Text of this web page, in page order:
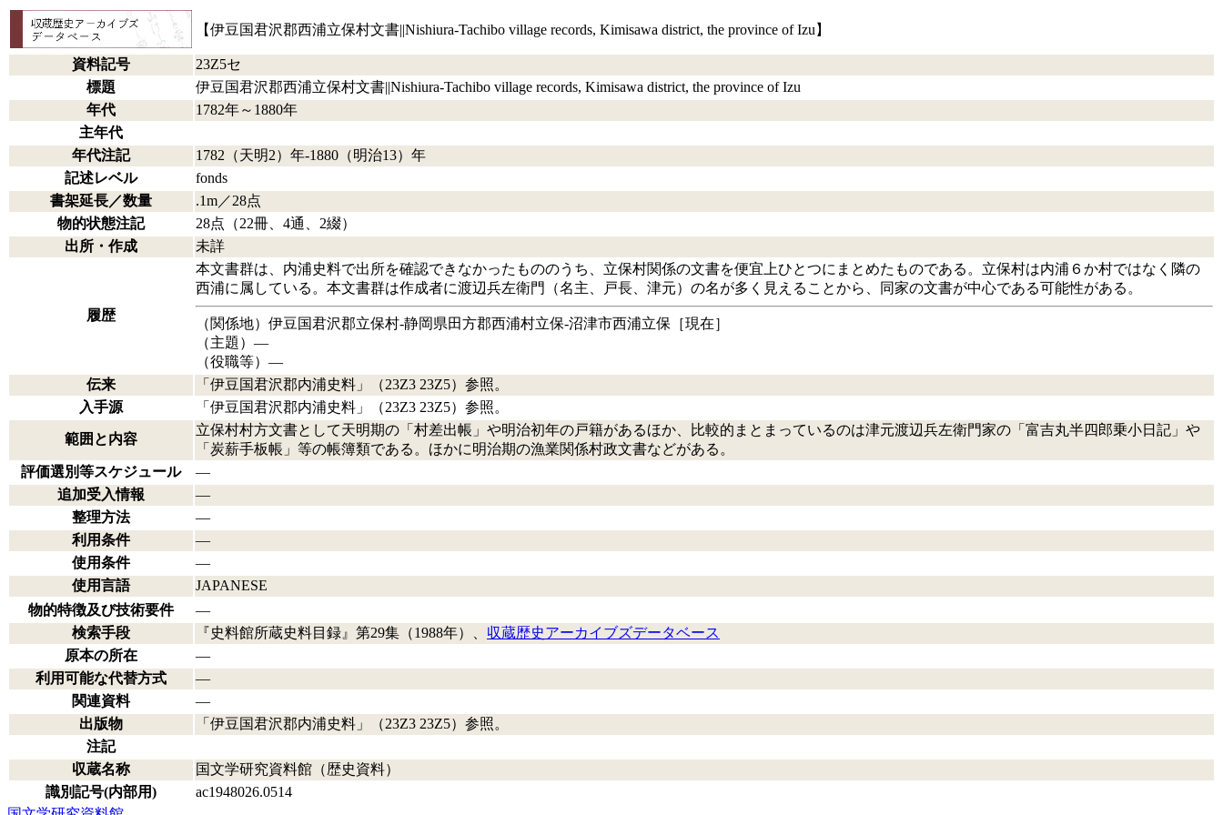
【伊豆国君沢郡西浦立保村文書||Nishiura-Tachibo village records, Kimisawa district, the province of Izu】
資料記号
23Z5セ
標題
伊豆国君沢郡西浦立保村文書||Nishiura-Tachibo village records, Kimisawa district, the province of Izu
年代
1782年～1880年
主年代
年代注記
1782（天明2）年-1880（明治13）年
記述レベル
fonds
書架延長／数量
.1m／28点
物的状態注記
28点（22冊、4通、2綴）
出所・作成
未詳
履歴
本文書群は、内浦史料で出所を確認できなかったもののうち、立保村関係の文書を便宜上ひとつにまとめたものである。立保村は内浦６か村ではなく隣の
西浦に属している。本文書群は作成者に渡辺兵左衛門（名主、戸長、津元）の名が多く見えることから、同家の文書が中心である可能性がある。
（関係地）伊豆国君沢郡立保村‐静岡県田方郡西浦村立保‐沼津市西浦立保［現在］
（主題）―
（役職等）―
伝来
「伊豆国君沢郡内浦史料」（23Z3 23Z5）参照。
入手源
「伊豆国君沢郡内浦史料」（23Z3 23Z5）参照。
範囲と内容
立保村村方文書として天明期の「村差出帳」や明治初年の戸籍があるほか、比較的まとまっているのは津元渡辺兵左衛門家の「富吉丸半四郎乗小日記」や
「炭薪手板帳」等の帳簿類である。ほかに明治期の漁業関係村政文書などがある。
評価選別等スケジュール
―
追加受入情報
―
整理方法
―
利用条件
―
使用条件
―
使用言語
JAPANESE
物的特徴及び技術要件
―
検索手段
『史料館所蔵史料目録』第29集（1988年）、 収蔵歴史アーカイブズデータベース
原本の所在
―
利用可能な代替方式
―
関連資料
―
出版物
「伊豆国君沢郡内浦史料」（23Z3 23Z5）参照。
注記
収蔵名称
国文学研究資料館（歴史資料）
識別記号(内部用)
ac1948026.0514